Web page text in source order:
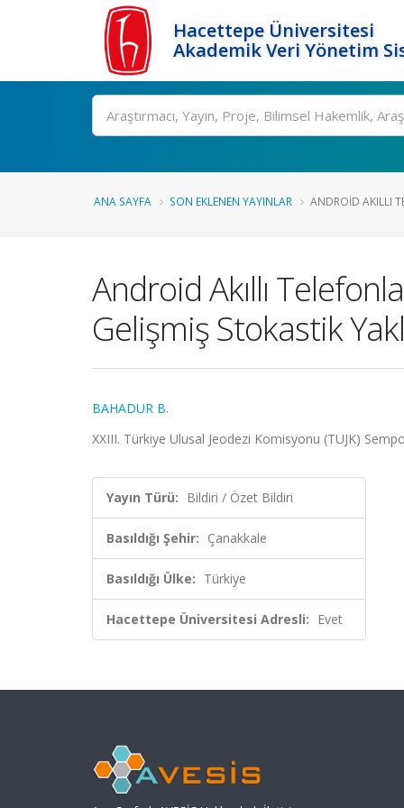
Hacettepe Üniversitesi
Akademik Veri Yönetim
Ara
ANA SAYFA SON EKLENEN YAYINLAR ANDROID AKILLI
Android Akıllı
Gelişmiş Stokastik
BAHADUR B.
XXIII. Türkiye Ulusal Jeodezi Komisyonu (TUJK)
Yayın Türü: Bildiri / Özet Bildiri
Basıldığı Şehir: Çanakkale
Basıldığı Ülke: Türkiye
Hacettepe Üniversitesi Adresli: Evet